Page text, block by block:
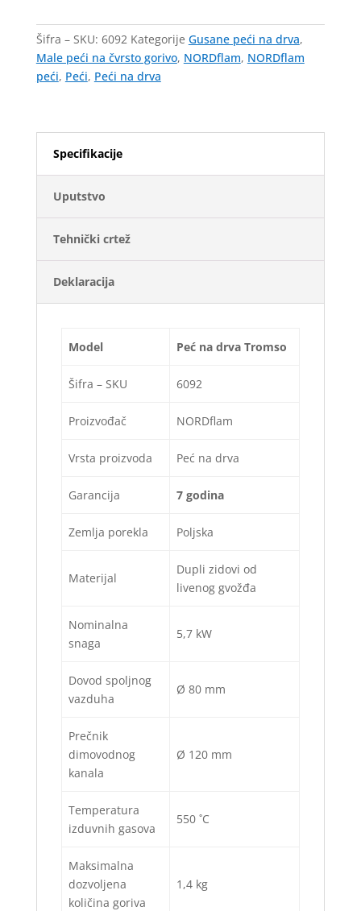
Tromso
-
NORDflam
količina
Šifra – SKU: 6092 Kategorije Gusane peći na drva,
Male peći na čvrsto gorivo, NORDflam, NORDflam
peći, Peći, Peći na drva
Specifikacije
Uputstvo
Tehnički crtež
Deklaracija
Model Peć na drva Tromso
Šifra – SKU 6092
Proizvođač NORDflam
Vrsta proizvoda Peć na drva
Garancija 7 godina
Zemlja porekla Poljska
Materijal
Dupli zidovi od
livenog gvožđa
Nominalna
snaga
5,7 kW
Dovod spoljnog
vazduha
Ø 80 mm
Prečnik
dimovodnog
kanala
Ø 120 mm
Temperatura
izduvnih gasova
550 ˚C
Maksimalna
dozvoljena
količina goriva
1,4 kg